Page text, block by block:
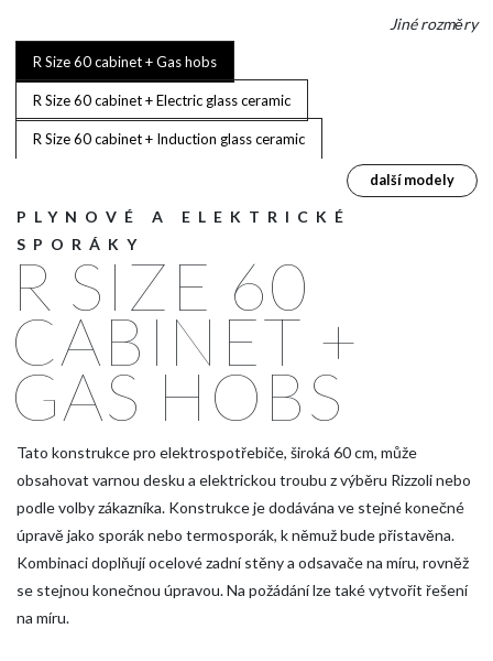
Jiné rozměry
R Size 60 cabinet + Gas hobs
R Size 60 cabinet + Electric glass ceramic
R Size 60 cabinet + Induction glass ceramic
další modely
PLYNOVÉ A ELEKTRICKÉ
SPORÁKY
R SIZE 60
CABINET +
GAS HOBS
Tato konstrukce pro elektrospotřebiče, široká 60 cm, může
obsahovat varnou desku a elektrickou troubu z výběru Rizzoli nebo
podle volby zákazníka. Konstrukce je dodávána ve stejné konečné
úpravě jako sporák nebo termosporák, k němuž bude přistavěna.
Kombinaci doplňují ocelové zadní stěny a odsavače na míru, rovněž
se stejnou konečnou úpravou. Na požádání lze také vytvořit řešení
na míru.